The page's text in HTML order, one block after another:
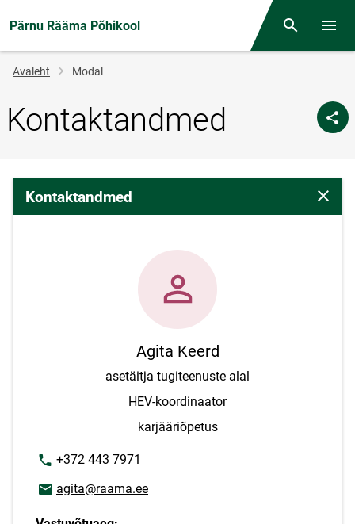
Pärnu Rääma Põhikool Otsing
Jälglink
Avaleht Modal
Kontaktandmed
Kontaktandmed Sulge
Agita Keerd
asetäitja tugiteenuste alal
HEV-koordinaator
karjääriõpetus
Telefoninumber
+372 443 7971
E-posti aadress
agita@raama.ee